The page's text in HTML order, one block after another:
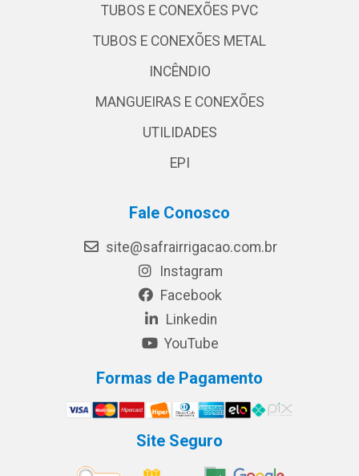
TUBOS E CONEXÕES PVC
TUBOS E CONEXÕES METAL
INCÊNDIO
MANGUEIRAS E CONEXÕES
UTILIDADES
EPI
Fale Conosco
site@safrairrigacao.com.br
Instagram
Facebook
Linkedin
YouTube
Formas de Pagamento
Site Seguro